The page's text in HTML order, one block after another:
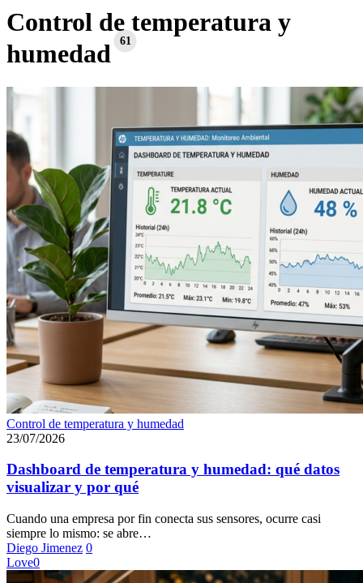
Search
Control de temperatura y
humedad
61
Dashboard
de
y
humedad:
qué
visualizar
y
por
qué
Control de temperatura y humedad
23/07/2026
Dashboard de temperatura y humedad: qué datos
visualizar y por qué
Cuando una empresa por fin conecta sus sensores, ocurre casi
siempre lo mismo: se abre…
Diego Jimenez 0
Love0